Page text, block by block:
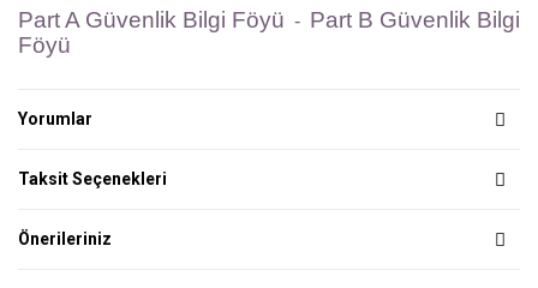
Part A Güvenlik Bilgi Föyü - Part B Güvenlik Bilgi
Föyü
Yorumlar
Taksit Seçenekleri
Önerileriniz